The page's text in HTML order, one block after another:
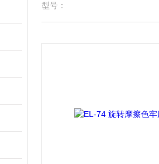
型号：